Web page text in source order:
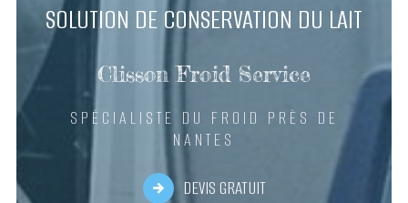
SOLUTION DE CONSERVATION DU LAIT
Clisson Froid Service
SPÉCIALISTE DU FROID PRÈS DE
NANTES
DEVIS GRATUIT